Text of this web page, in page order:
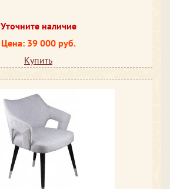
Уточните наличие
Цена: 39 000 руб.
Купить